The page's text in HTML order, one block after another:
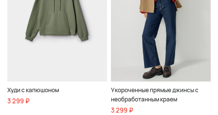
Худи с капюшоном
3 299 ₽
Укороченные прямые джинсы с
необработанным краем
3 299 ₽